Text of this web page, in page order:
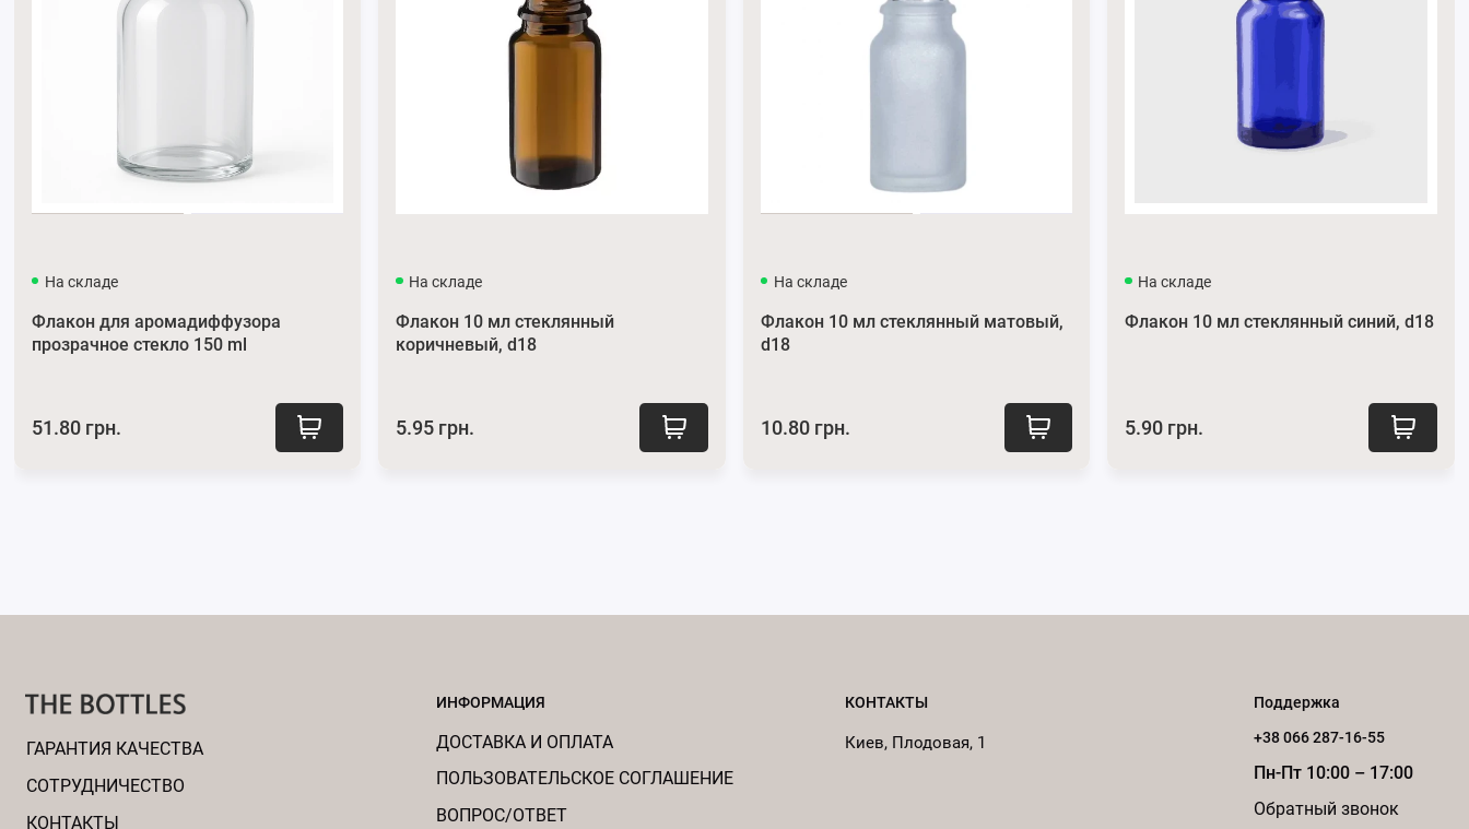
На складе
Флакон для аромадиффузора
прозрачное стекло 150 ml
51.80 грн.
На складе
Флакон 10 мл стеклянный
коричневый, d18
5.95 грн.
На складе
Флакон 10 мл стеклянный матовый,
d18
10.80 грн.
На складе
Флакон 10 мл стеклянный синий, d18
5.90 грн.
ГАРАНТИЯ КАЧЕСТВА
CОТРУДНИЧЕСТВО
КОНТАКТЫ
ИНФОРМАЦИЯ
ДОСТАВКА И ОПЛАТА
ПОЛЬЗОВАТЕЛЬСКОЕ СОГЛАШЕНИЕ
ВОПРОС/ОТВЕТ
КОНТАКТЫ
Киев, Плодовая, 1
Поддержка
+38 066 287-16-55
Пн-Пт 10:00 – 17:00
Обратный звонок